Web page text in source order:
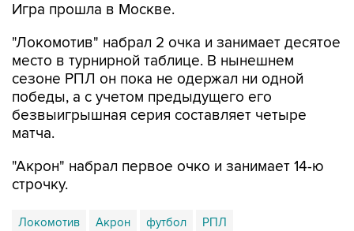
Игра прошла в Москве.
"Локомотив" набрал 2 очка и занимает десятое
место в турнирной таблице. В нынешнем
сезоне РПЛ он пока не одержал ни одной
победы, а с учетом предыдущего его
безвыигрышная серия составляет четыре
матча.
"Акрон" набрал первое очко и занимает 14-ю
строчку.
Локомотив Акрон футбол РПЛ